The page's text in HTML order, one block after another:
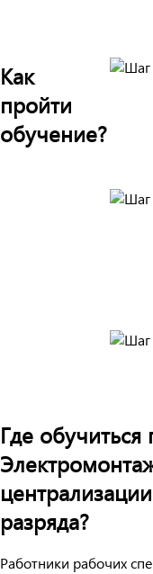
Как
пройти
обучение?
Где
разряда?
Работники рабочих